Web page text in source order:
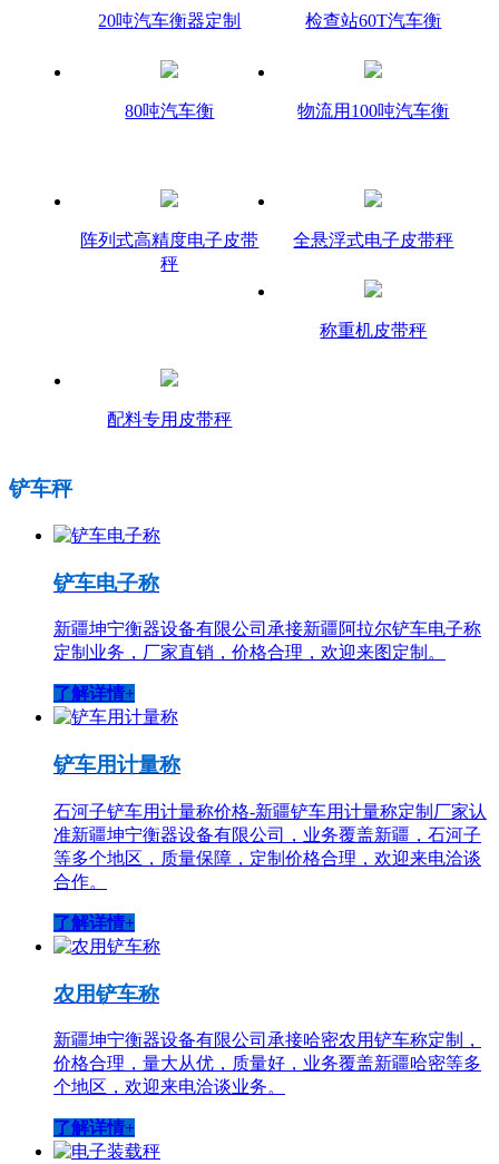
20吨汽车衡器定制 检查站60T汽车衡
80吨汽车衡 物流用100吨汽车衡
阵列式高精度电子皮带
秤
全悬浮式电子皮带秤
称重机皮带秤
配料专用皮带秤
铲车秤
铲车电子称
新疆坤宁衡器设备有限公司承接新疆阿拉尔铲车电子称
定制业务，厂家直销，价格合理，欢迎来图定制。
了解详情+
铲车用计量称
石河子铲车用计量称价格-新疆铲车用计量称定制厂家认
准新疆坤宁衡器设备有限公司，业务覆盖新疆，石河子
等多个地区，质量保障，定制价格合理，欢迎来电洽谈
合作。
了解详情+
农用铲车称
新疆坤宁衡器设备有限公司承接哈密农用铲车称定制，
价格合理，量大从优，质量好，业务覆盖新疆哈密等多
个地区，欢迎来电洽谈业务。
了解详情+